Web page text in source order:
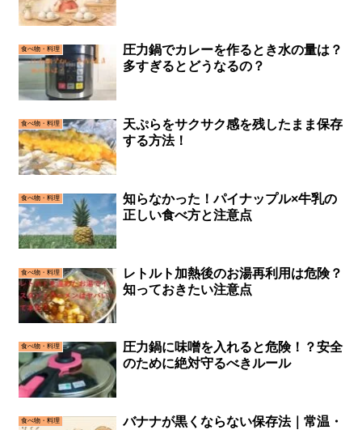
食べ物・料理
圧力鍋でカレーを作るとき水の量は？
多すぎるとどうなるの？
食べ物・料理
天ぷらをサクサク感を残したまま保存
する方法！
食べ物・料理
知らなかった！パイナップル×牛乳の
正しい食べ方と注意点
食べ物・料理
レトルト加熱後のお湯再利用は危険？
知っておきたい注意点
食べ物・料理
圧力鍋に味噌を入れると危険！？安全
のために絶対守るべきルール
食べ物・料理
バナナが黒くならない保存法｜常温・